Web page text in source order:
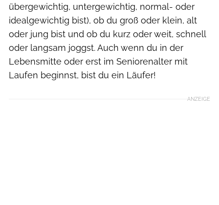
übergewichtig, untergewichtig, normal- oder
idealgewichtig bist), ob du groß oder klein, alt
oder jung bist und ob du kurz oder weit, schnell
oder langsam joggst. Auch wenn du in der
Lebensmitte oder erst im Seniorenalter mit
Laufen beginnst, bist du ein Läufer!
ANZEIGE